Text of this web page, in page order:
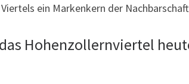
ein Markenkern der
Hohenzollernviertel